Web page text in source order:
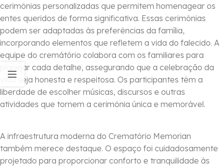
cerimônias personalizadas que permitem homenagear os
entes queridos de forma significativa. Essas cerimônias
podem ser adaptadas às preferências da família,
incorporando elementos que refletem a vida do falecido. A
equipe do cremátório colabora com os familiares para
planejar cada detalhe, assegurando que a celebração da
vida seja honesta e respeitosa. Os participantes têm a
liberdade de escolher músicas, discursos e outras
atividades que tornem a cerimônia única e memorável.
A infraestrutura moderna do Crematório Memorian
também merece destaque. O espaço foi cuidadosamente
projetado para proporcionar conforto e tranquilidade às